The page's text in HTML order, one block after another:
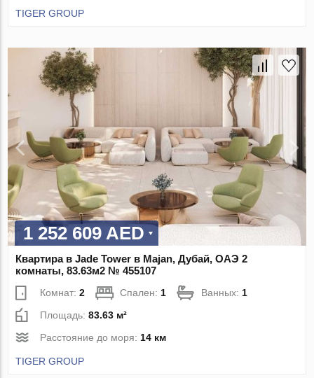
TIGER GROUP
1 252 609 AED
Квартира в Jade Tower в Majan, Дубай, ОАЭ 2
комнаты, 83.63м2 № 455107
Комнат:2 Спален:1 Ванных:1
Площадь:83.63 м²
Расстояние до моря:14 км
TIGER GROUP